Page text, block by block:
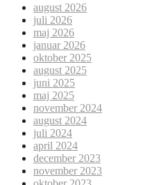
august 2026
juli 2026
maj 2026
januar 2026
oktober 2025
august 2025
juni 2025
maj 2025
november 2024
august 2024
juli 2024
april 2024
december 2023
november 2023